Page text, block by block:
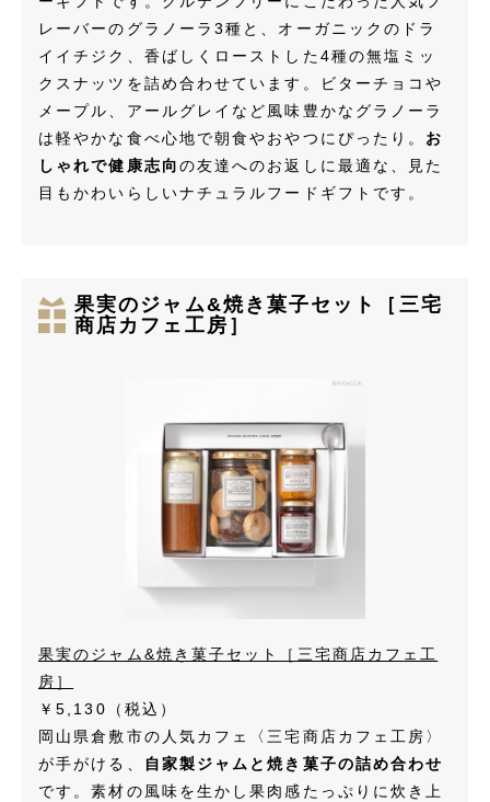
レーバーのグラノーラ3種と、オーガニックのドラ
イイチジク、香ばしくローストした4種の無塩ミッ
クスナッツを詰め合わせています。ビターチョコや
メープル、アールグレイなど風味豊かなグラノーラ
は軽やかな食べ心地で朝食やおやつにぴったり。 お
しゃれで健康志向の友達へのお返しに最適な、見た
目もかわいらしいナチュラルフードギフトです。
果実のジャム&焼き菓子セット［三宅
商店カフェ工房］
果実のジャム&焼き菓子セット［三宅商店カフェ工
房］
￥5,130
（税込）
岡山県倉敷市の人気カフェ〈三宅商店カフェ工房〉
が手がける、
自家製ジャムと焼き菓子の詰め合わせ
です。素材の風味を生かし果肉感たっぷりに炊き上